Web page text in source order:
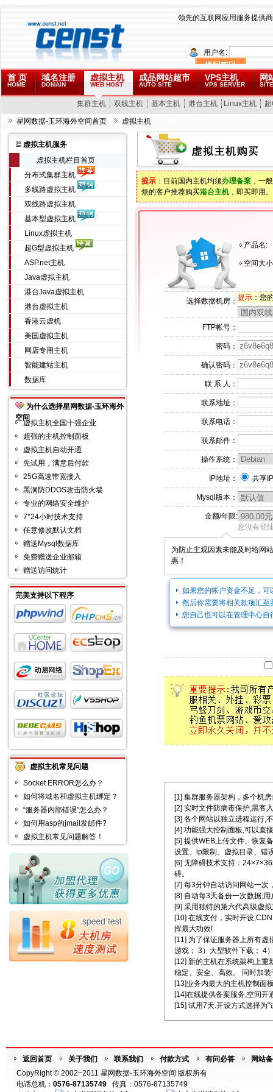
领先的互联网应用服务提供商
用户名:
首 页
HOME
域名注册
DOMAIN
虚拟主机
WEB HOST
成品网站超市
AUTO SITE
VPS主机
VPS SERVER
网
集群主机 双线主机 基本主机 港台主机 Linux主机
星网数据-玉环海外空间首页 虚拟主机
虚拟主机服务
虚拟主机栏目首页
分布式集群主机
多线路虚拟主机
双线路虚拟主机
基本型虚拟主机
Linux虚拟主机
超G型虚拟主机
ASP.net主机
Java虚拟主机
港台Java虚拟主机
港台虚拟主机
香港云虚机
美国虚拟主机
网店专用主机
智能建站主机
数据库
为什么选择星网数据-玉环海外
空间
虚拟主机全国十强企业
超强的主机控制面板
虚拟主机自动开通
先试用，满意后付款
25G高速带宽接入
黑洞防DDOS攻击防火墙
专业的网络安全维护
7*24小时技术支持
任意修改默认文档
赠送Mysql数据库
免费赠送企业邮箱
赠送访问统计
完美支持以下程序
虚拟主机常见问题
Socket ERROR怎么办？
如何将域名和虚拟主机绑定？
“服务器内部错误”怎么办？
如何用asp的jmail发邮件?
虚拟主机常见问题解答！
提示 ：目前国内主机均须办理备案 ，一
烦的客户推荐购买港台主机，即买即用
产品名:
空间大
选择数据机房： 提示： 您
FTP帐号：
密码：
确认密码：
联 系 人：
联系地址：
联系电话：
联系邮件：
操作系统：
IP地址： 共享IP
Mysql版本：
金额/年限:
您没有登
为防止主观因素未能及时给网
惠！
如果您的帐户资金不足，
然后你需要将相关款项汇
您自己也可以在管理中心
[1] 集群服务器架构，多个机
[2] 实时文件防病毒保护,黑客
[3] 各个网站以独立进程运行,
[4] 功能强大控制面板,可以直
[5] 提供WEB上传文件、恢复
设置、ip限制、虚拟目录、错
[6] 无障碍技术支持：
碍。
[7] 每3分钟自动访问网站一次
[8] 自动每3天备份一次数据,
[9] 采用独特的第六代高级虚
[10] 在线支付，实时开设
挥最大功效!
[11] 为了保证服务器上所有虚
游戏； 3）大型软件下载； 4
[12] 新的主机在系统架构上重
稳定、安全、高效。 同时加
[13]业务内最大的主机控制面
[14]在线提供备案服务,空间开
[15] 试用7天.开设方式选择为"
返回首页 关于我们 联系我们 付款方式 有问必答
网站
CopyRight © 2002~2011 星网数据-玉环海外空间 版权所有
电话总机： 0576-87135749 传真：0576-87135749